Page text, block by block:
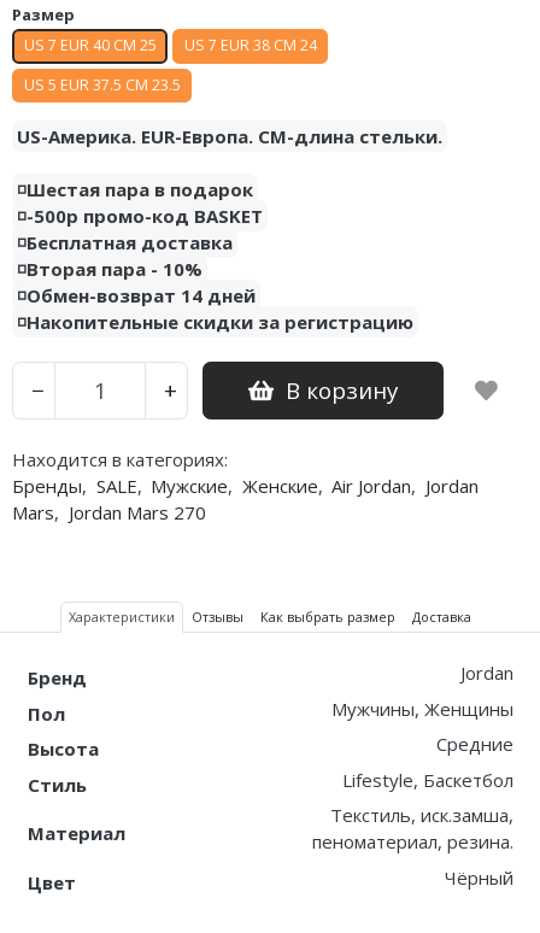
Размер
US 7 EUR 40 CM 25
US 7 EUR 38 CM 24
US 5 EUR 37.5 CM 23.5
US-Америка. EUR-Европа. CM-длина стельки.
◽️Шестая пара в подарок
◽️-500р промо-код BASKET
◽️Бесплатная доставка
◽️Вторая пара - 10%
◽️Обмен-возврат 14 дней
◽️Накопительные скидки за регистрацию
− + В корзину
Находится в категориях:
Бренды, SALE, Мужские, Женские, Air Jordan, Jordan
Mars, Jordan Mars 270
Характеристики Отзывы Как выбрать размер Доставка
Бренд
Jordan
Пол
Мужчины, Женщины
Высота
Средние
Стиль
Lifestyle, Баскетбол
Материал
Текстиль, иск.замша,
пеноматериал, резина.
Цвет
Чёрный
Nike Book
Nike LeBron
Nike Kyrie
Nike Freak
Nike KD
Nike PG
Nike Kobe
Nike Uptempo
Nike Foamposite